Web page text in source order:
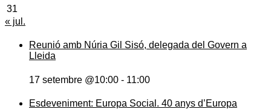
31
« jul.
Reunió amb Núria Gil Sisó, delegada del Govern a
Lleida
17 setembre @10:00 - 11:00
Esdeveniment: Europa Social. 40 anys d’Europa